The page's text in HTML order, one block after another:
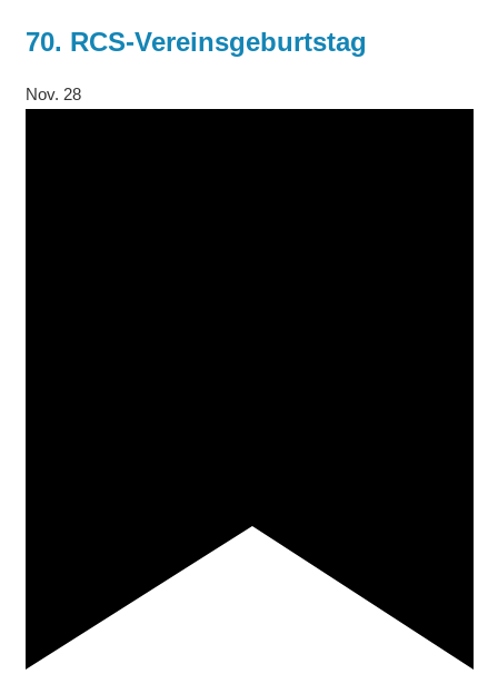
70. RCS-Vereinsgeburtstag
Nov. 28